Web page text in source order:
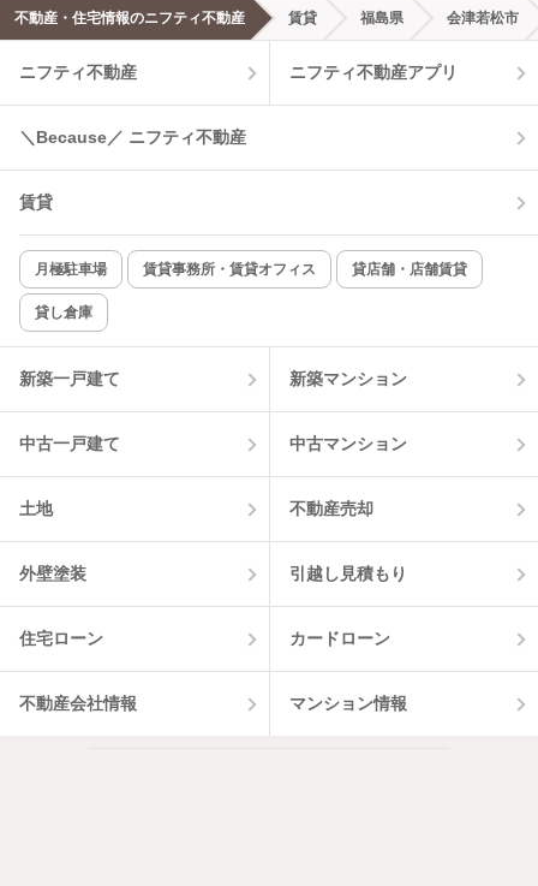
エアコンあり 都市ガス
温水洗浄便座 オートロック
コンロ2口以上
新着のみ インターネット無料
該当件数:
物件一覧に反映
不動産・住宅情報のニフティ不動産 賃貸 福島県 会津若松市
ニフティ不動産 ニフティ不動産アプリ
＼Because／ ニフティ不動産
賃貸
月極駐車場 賃貸事務所・賃貸オフィス 貸店舗・店舗賃貸
貸し倉庫
新築一戸建て 新築マンション
中古一戸建て 中古マンション
土地 不動産売却
外壁塗装 引越し見積もり
住宅ローン カードローン
不動産会社情報 マンション情報